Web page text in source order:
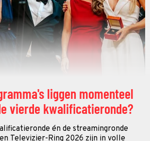
liggen momenteel
vierde kwalificatieronde?
én de streamingronde
Televizier-Ring 2026 zijn in volle